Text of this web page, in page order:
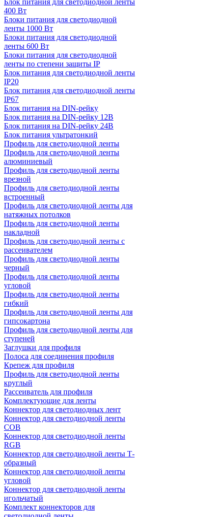
Блок питания для светодиодной ленты
400 Вт
Блоки питания для светодиодной
ленты 1000 Вт
Блоки питания для светодиодной
ленты 600 Вт
Блоки питания для светодиодной
ленты по степени защиты IP
Блок питания для светодиодной ленты
IP20
Блок питания для светодиодной ленты
IP67
Блок питания на DIN-рейку
Блок питания на DIN-рейку 12В
Блок питания на DIN-рейку 24В
Блок питания ультратонкий
Профиль для светодиодной ленты
Профиль для светодиодной ленты
алюминиевый
Профиль для светодиодной ленты
врезной
Профиль для светодиодной ленты
встроенный
Профиль для светодиодной ленты для
натяжных потолков
Профиль для светодиодной ленты
накладной
Профиль для светодиодной ленты с
рассеивателем
Профиль для светодиодной ленты
черный
Профиль для светодиодной ленты
угловой
Профиль для светодиодной ленты
гибкий
Профиль для светодиодной ленты для
гипсокартона
Профиль для светодиодной ленты для
ступеней
Заглушки для профиля
Полоса для соединения профиля
Крепеж для профиля
Профиль для светодиодной ленты
круглый
Рассеиватель для профиля
Комплектующие для ленты
Коннектор для светодиодных лент
Коннектор для светодиодной ленты
COB
Коннектор для светодиодной ленты
RGB
Коннектор для светодиодной ленты Т-
образный
Коннектор для светодиодной ленты
угловой
Коннектор для светодиодной ленты
игольчатый
Комплект коннекторов для